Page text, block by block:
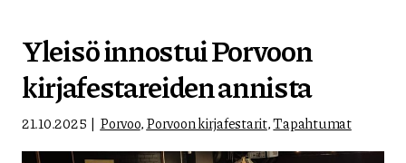
Yleisö innostui Porvoon
kirjafestareiden annista
21.10.2025 Porvoo,Porvoon kirjafestarit,Tapahtumat